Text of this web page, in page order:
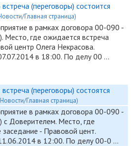
(переговоры) состоится
Главная страница)
в рамках договора 00-090 -
Место, где ожидается встреча
центр Олега Некрасова.
в 18:00. По делу 00 …
(переговоры) состоятся
Главная страница)
в рамках договора 00-090 -
с Доверителем. Место, где
- Правовой цент.
в 12:00. По делу 00-0 …